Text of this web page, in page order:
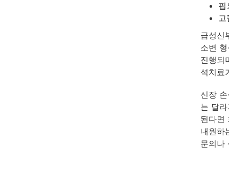
핍
고
급성신
소변
진행되
석치료
신장
는 달
된다면
내원하
문의나